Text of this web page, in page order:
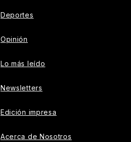
Deportes
Opinión
Lo más leído
Newsletters
Edición impresa
Acerca de Nosotros